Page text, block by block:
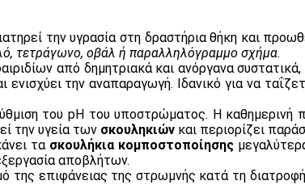
την υγρασία στη δραστήρια θήκη και
τετράγωνο, οβάλ ή παραλληλόγραμμο σχήμα.
από δημητριακά και ανόργανα συστατικά,
την αναπαραγωγή. Ιδανικό για να
του pH του υποστρώματος. Η καθημερινή
την υγεία των σκουληκιών και περιορίζει
τα σκουλήκια κομποστοποίησης
αποβλήτων.
της επιφάνειας της στρωμνής κατά τη